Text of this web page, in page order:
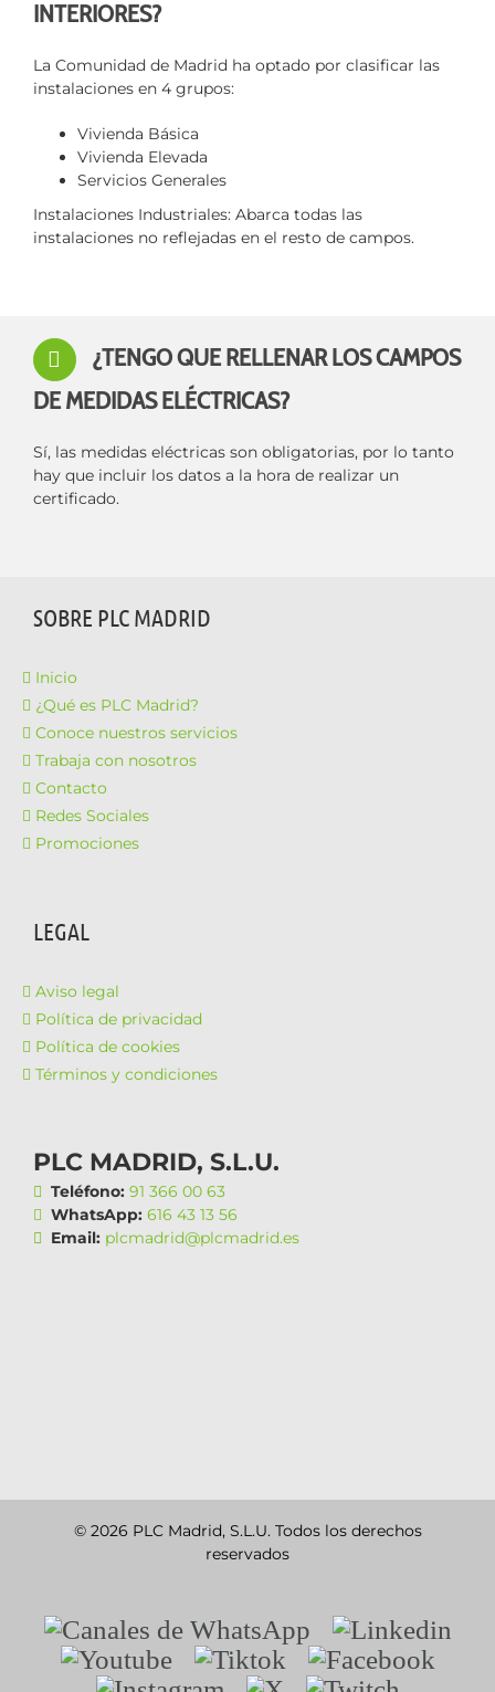
INTERIORES?
La Comunidad de Madrid ha optado por clasificar las
instalaciones en 4 grupos:
Vivienda Básica
Vivienda Elevada
Servicios Generales
Instalaciones Industriales: Abarca todas las
instalaciones no reflejadas en el resto de campos.
¿TENGO QUE RELLENAR LOS CAMPOS
DE MEDIDAS ELÉCTRICAS?
Sí, las medidas eléctricas son obligatorias, por lo tanto
hay que incluir los datos a la hora de realizar un
certificado.
SOBRE PLC MADRID
Inicio
¿Qué es PLC Madrid?
Conoce nuestros servicios
Trabaja con nosotros
Contacto
Redes Sociales
Promociones
LEGAL
Aviso legal
Política de privacidad
Política de cookies
Términos y condiciones
PLC MADRID, S.L.U.
Teléfono: 91 366 00 63
WhatsApp: 616 43 13 56
Email: plcmadrid@plcmadrid.es
© 2026 PLC Madrid, S.L.U. Todos los derechos
reservados
Canales
de
WhatsApp
Linkedin
Youtube
Tiktok
Facebook